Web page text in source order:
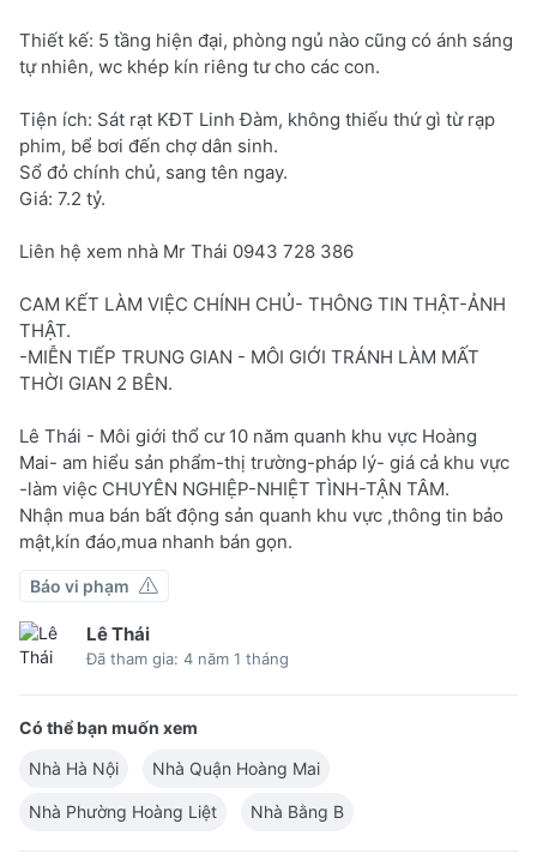
Thiết kế: 5 tầng hiện đại, phòng ngủ nào cũng có ánh sáng
tự nhiên, wc khép kín riêng tư cho các con.
Tiện ích: Sát rạt KĐT Linh Đàm, không thiếu thứ gì từ rạp
phim, bể bơi đến chợ dân sinh.
Sổ đỏ chính chủ, sang tên ngay.
Giá: 7.2 tỷ.
Liên hệ xem nhà Mr Thái 0943 728 386
CAM KẾT LÀM VIỆC CHÍNH CHỦ- THÔNG TIN THẬT-ẢNH
THẬT.
-MIỄN TIẾP TRUNG GIAN - MÔI GIỚI TRÁNH LÀM MẤT
THỜI GIAN 2 BÊN.
Lê Thái - Môi giới thổ cư 10 năm quanh khu vực Hoàng
Mai- am hiểu sản phẩm-thị trường-pháp lý- giá cả khu vực
-làm việc CHUYÊN NGHIỆP-NHIỆT TÌNH-TẬN TÂM.
Nhận mua bán bất động sản quanh khu vực ,thông tin bảo
mật,kín đáo,mua nhanh bán gọn.
Báo vi phạm
Lê Thái
Đã tham gia: 4 năm 1 tháng
Có thể bạn muốn xem
Nhà Hà Nội
Nhà Quận Hoàng Mai
Nhà Phường Hoàng Liệt Nhà Bằng B